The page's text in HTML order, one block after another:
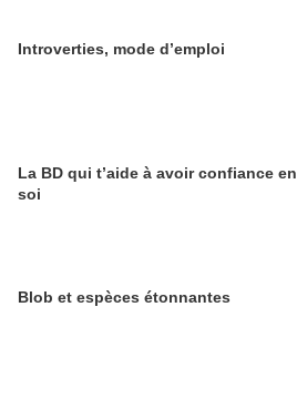
Introverties, mode d’emploi
La BD qui t’aide à avoir confiance en
soi
Blob et espèces étonnantes